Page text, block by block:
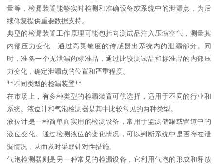
量等，检漏装置能够实时检测和准确设备或系统中的泄漏点，为后
续修复提供重要数据支持。
典型的检漏装置工作原理可能包括向测试品注入压缩空气，测量其
内部压力变化，通过高灵敏度的传感器出系统内的泄漏部分。同
时，准备一个无泄漏的标准品，通过比较测试品和标准品的内部压
力变化，确定泄漏点的位置和严重程度。
**不同类型的检漏装置**
在市场上，有多种类型的检漏装置可供选择，适用于不同的行业和
系统。液位计和气泡检测器是其中比较常见的两种类型。
液位计是一种简单而实用的检测设备，常用于监测储罐或管道中的
液位变化。通过检测液位的变化情况，可以判断系统中是否存在泄
漏情况，从而及时采取针对性措施。
气泡检测器则是另一种常见的检漏设备，它利用气泡的形成和释放